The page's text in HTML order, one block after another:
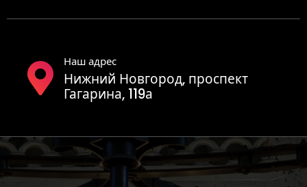
Наш адрес
Нижний Новгород, проспект
Гагарина, 119а